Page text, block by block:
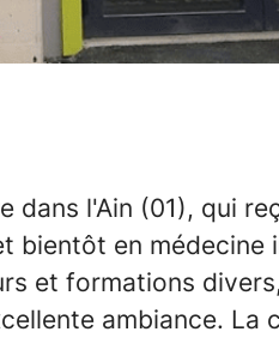
dans l'Ain (01), qui
bientôt en médecine
et formations
ambiance. La